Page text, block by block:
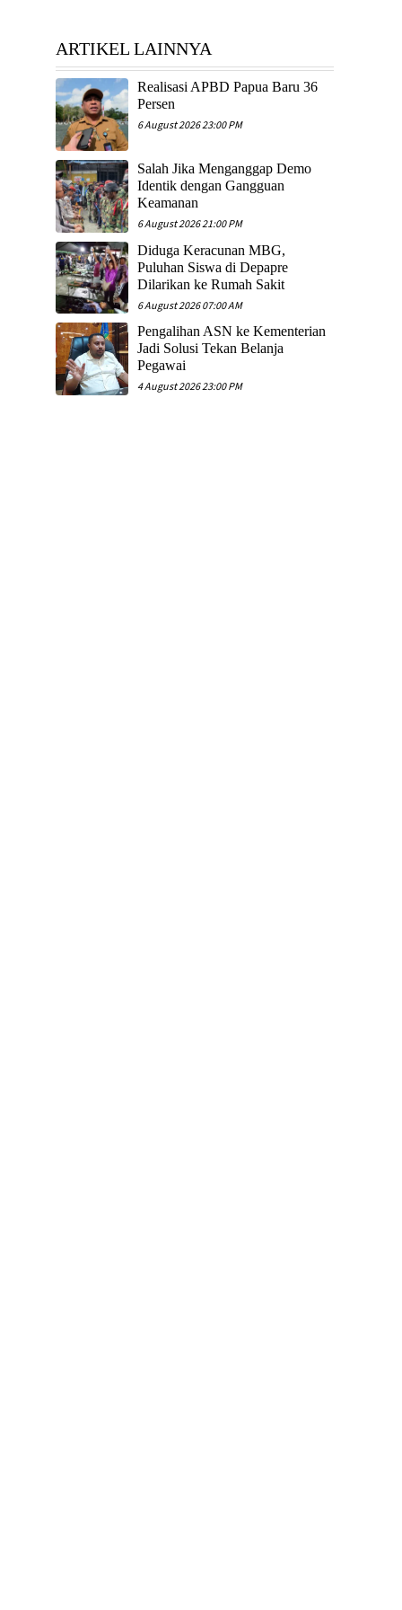
ARTIKEL LAINNYA
Realisasi APBD Papua Baru 36
Persen
6 August 2026 23:00 PM
Salah Jika Menganggap Demo
Identik dengan Gangguan
Keamanan
6 August 2026 21:00 PM
Diduga Keracunan MBG,
Puluhan Siswa di Depapre
Dilarikan ke Rumah Sakit
6 August 2026 07:00 AM
Pengalihan ASN ke Kementerian
Jadi Solusi Tekan Belanja
Pegawai
4 August 2026 23:00 PM